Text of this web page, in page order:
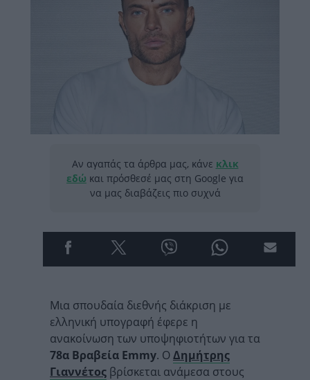
Αν αγαπάς τα άρθρα μας, κάνε κλικ
εδώ και πρόσθεσέ μας στη Google για
να μας διαβάζεις πιο συχνά
Μια σπουδαία διεθνής διάκριση με
ελληνική υπογραφή έφερε η
ανακοίνωση των υποψηφιοτήτων για τα
78α Βραβεία Emmy. ΟΔημήτρης
Γιαννέτος βρίσκεται ανάμεσα στους